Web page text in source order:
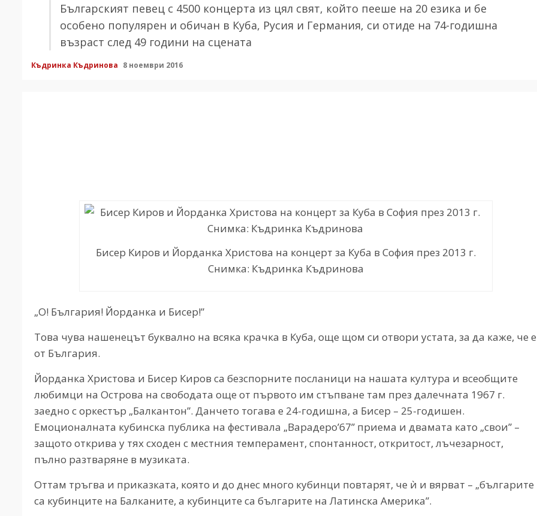
Българският певец с 4500 концерта из цял свят, който пееше на 20 езика и бе
особено популярен и обичан в Куба, Русия и Германия, си отиде на 74-годишна
възраст след 49 години на сцената
Къдринка Къдринова 8 ноември 2016
Бисер Киров и Йорданка Христова на концерт за Куба в София през 2013 г.
Снимка: Къдринка Къдринова
„О! България! Йорданка и Бисер!”
Това чува нашенецът буквално на всяка крачка в Куба, още щом си отвори устата, за да каже, че е
от България.
Йорданка Христова и Бисер Киров са безспорните посланици на нашата култура и всеобщите
любимци на Острова на свободата още от първото им стъпване там през далечната 1967 г.
заедно с оркестър „Балкантон”. Данчето тогава е 24-годишна, а Бисер – 25-годишен.
Емоционалната кубинска публика на фестивала „Варадеро’67” приема и двамата като „свои” –
защото открива у тях сходен с местния темперамент, спонтанност, откритост, лъчезарност,
пълно разтваряне в музиката.
Оттам тръгва и приказката, която и до днес много кубинци повтарят, че ѝ и вярват – „българите
са кубинците на Балканите, а кубинците са българите на Латинска Америка”.